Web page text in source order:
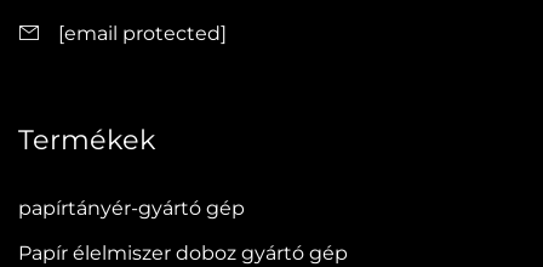
[email protected]
Termékek
papírtányér-gyártó gép
Papír élelmiszer doboz gyártó gép